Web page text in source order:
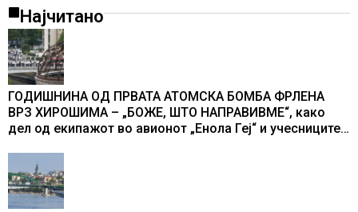
Најчитано
ГОДИШНИНА ОД ПРВАТА АТОМСКА БОМБА ФРЛЕНА
ВРЗ ХИРОШИМА – „БОЖЕ, ШТО НАПРАВИВМЕ“, како
дел од екипажот во авионот „Енола Геј“ и учесниците
промени текот на историјата